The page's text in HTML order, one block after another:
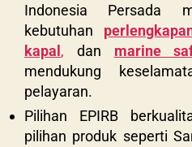
Indonesia Persada
kebutuhan
kapal , dan marine
mendukung
pelayaran.
Pilihan EPIRB
pilihan produk seperti